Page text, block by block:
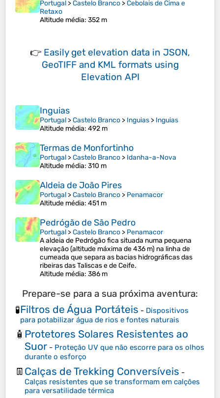
Portugal >Castelo Branco >Cebolais de Cima e
Retaxo
Altitude média: 352 m
👉 Easily get elevation data in JSON,
GeoTIFF and KML formats using
Elevation API
Inguias
Portugal >Castelo Branco > Inguias > Inguias
Altitude média: 492 m
Termas de Monfortinho
Portugal >Castelo Branco > Idanha-a-Nova
Altitude média: 310 m
Aldeia de João Pires
Portugal >Castelo Branco > Penamacor
Altitude média: 451 m
Pedrógão de São Pedro
Portugal >Castelo Branco > Penamacor
A aldeia de Pedrógão fica situada numa pequena
elevação (altitude máxima de 436 m) na linha de
cumeada que separa as bacias hidrográficas das
ribeiras das Taliscas e de Ceife.
Altitude média: 386 m
Prepare-se para a sua próxima aventura:
🧪Filtros de Água Portáteis - Dispositivos
para potabilizar água de rios e fontes naturais
🧴 Protetores Solares Resistentes ao
Suor - Proteção UV que não escorre para os olhos
durante o esforço
👖 Calças de Trekking Conversíveis -
Calças resistentes que se transformam em calções
para versatilidade térmica